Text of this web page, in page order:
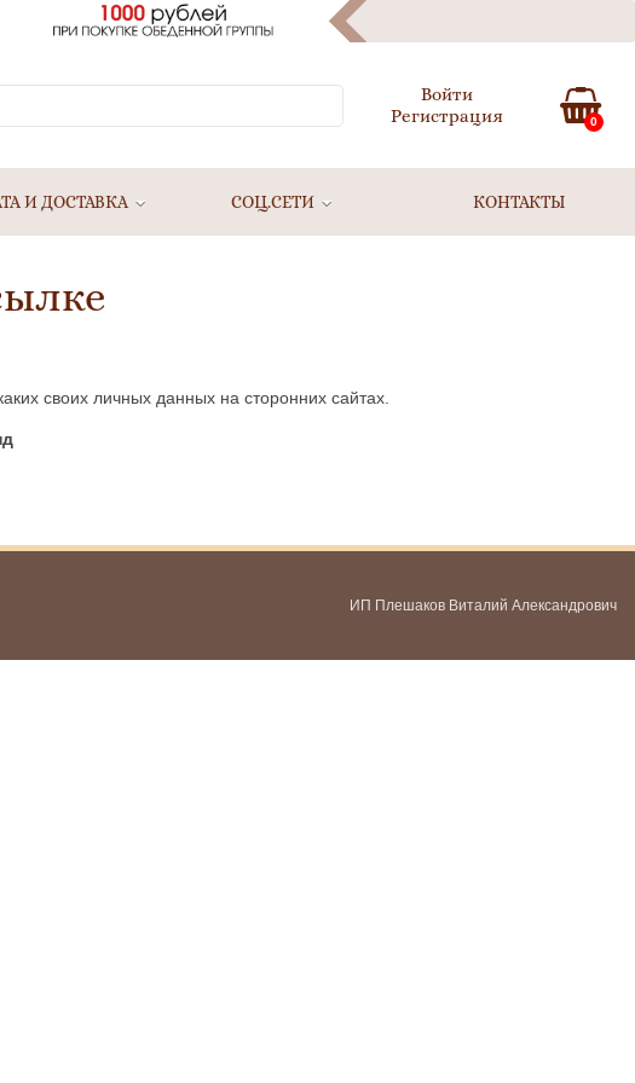
Войти
Регистрация
0
И ДОСТАВКА СОЦ.СЕТИ КОНТАКТЫ
своих личных данных на сторонних сайтах.
ИП Плешаков Виталий Александрович